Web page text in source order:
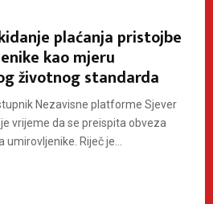
plaćanja pristojbe
kao mjeru
životnog standarda
Nezavisne platforme Sjever
vrijeme da se preispita obveza
Riječ je...